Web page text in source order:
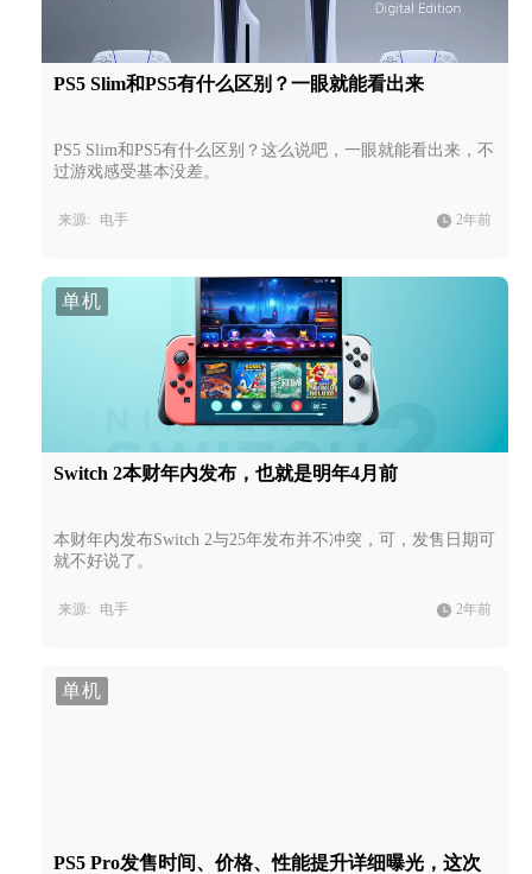
PS5 Slim和PS5有什么区别？一眼就能看出来
PS5 Slim和PS5有什么区别？这么说吧，一眼就能看出来，不
过游戏感受基本没差。
来源: 电手 2年前
单机
Switch 2本财年内发布，也就是明年4月前
本财年内发布Switch 2与25年发布并不冲突，可，发售日期可
就不好说了。
来源: 电手 2年前
单机
PS5 Pro发售时间、价格、性能提升详细曝光，这次